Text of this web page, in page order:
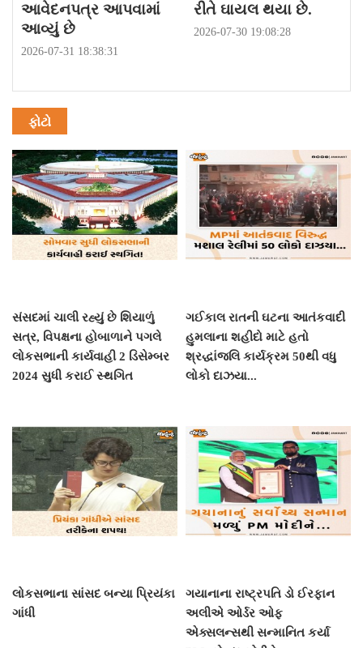
આવેદનપત્ર આપવામાં
આવ્યું છે
2026-07-31 18:38:31
રીતે ઘાયલ થયા છે.
2026-07-30 19:08:28
ફોટો
સંસદમાં ચાલી રહ્યું છે શિયાળું
સત્ર, વિપક્ષના હોબાળાને પગલે
લોકસભાની કાર્યવાહી 2 ડિસેમ્બર
2024 સુધી કરાઈ સ્થગિત
ગઈકાલ રાતની ઘટના આતંકવાદી
હુમલાના શહીદો માટે હતો
શ્રદ્ધાંજલિ કાર્યક્રમ 50થી વધુ
લોકો દાઝયા...
લોકસભાના સાંસદ બન્યા પ્રિયંકા
ગાંધી
ગયાનાના રાષ્ટ્રપતિ ડો ઈરફાન
અલીએ ઓર્ડર ઓફ
એક્સલન્સથી સન્માનિત કર્યા